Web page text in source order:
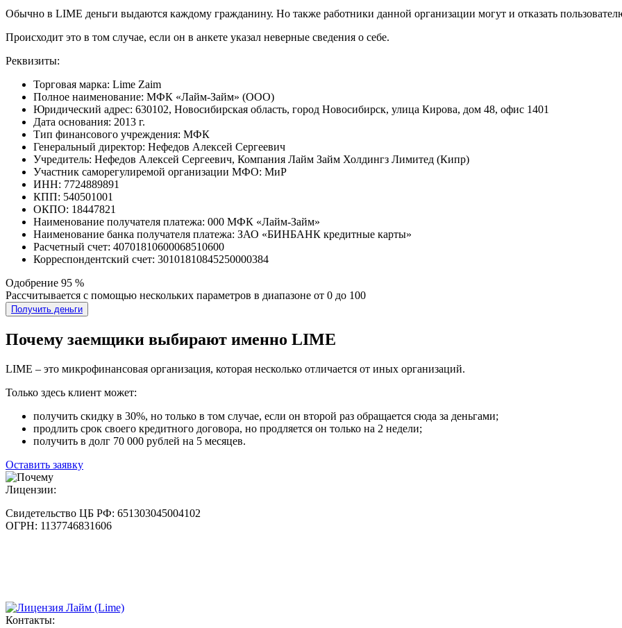
Обычно в LIME деньги выдаются каждому гражданину. Но также работники данной организации могут и отказать
Происходит это в том случае, если он в анкете указал неверные сведения о себе.
Реквизиты:
Торговая марка: Lime Zaim
Полное наименование: МФК «Лайм-Займ» (ООО)
Юридический адрес: 630102, Новосибирская область, город Новосибирск, улица Кирова, дом 48, офис 1401
Дата основания: 2013 г.
Тип финансового учреждения: МФК
Генеральный директор: Нефедов Алексей Сергеевич
Учредитель: Нефедов Алексей Сергеевич, Компания Лайм Займ Холдингз Лимитед (Кипр)
Участник саморегулиремой организации МФО: МиР
ИНН: 7724889891
КПП: 540501001
ОКПО: 18447821
Наименование получателя платежа: 000 МФК «Лайм-Займ»
Наименование банка получателя платежа: ЗАО «БИНБАНК кредитные карты»
Расчетный счет: 40701810600068510600
Корреспондентский счет: 30101810845250000384
Одобрение 95 %
Рассчитывается с помощью нескольких параметров в диапазоне от 0 до 100
Получить деньги
Почему заемщики выбирают именно LIME
LIME – это микрофинансовая организация, которая несколько отличается от иных организаций.
Только здесь клиент может:
получить скидку в 30%, но только в том случае, если он второй раз обращается сюда за деньгами;
продлить срок своего кредитного договора, но продляется он только на 2 недели;
получить в долг 70 000 рублей на 5 месяцев.
Оставить заявку
Лицензии:
Свидетельство ЦБ РФ: 651303045004102
ОГРН: 1137746831606
Контакты: